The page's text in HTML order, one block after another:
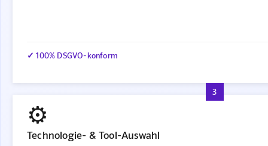
✓ 100% DSGVO-konform
3
⚙️
Technologie- & Tool-Auswahl